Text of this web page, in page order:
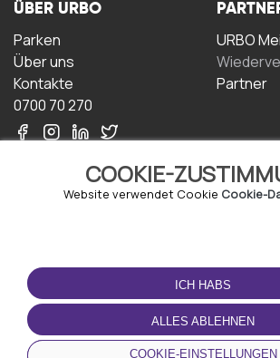
COOKIE-
Website verwendet Cookie Cookie-
ICH HABS
ALLES ABLEHNEN
COOKIE-EINSTELLUNGEN
ÜBER URBO
Parken
Über uns
Kontakte
0700 70 270
URBO
Partner
NUTZUNGSBEDINGUNGEN
Geschäftsbedingungen
Datenschutz-
Bestimmungen
Cookie-Richtlinie
LADEN